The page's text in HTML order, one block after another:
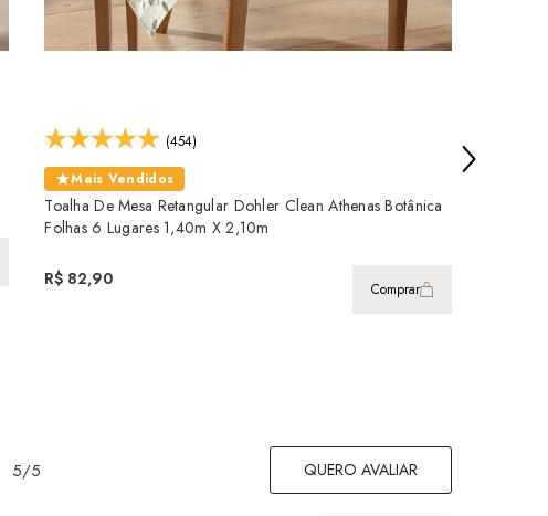
(454)
Mais Vendidos
Toalha De Mesa Retangular Dohler Clean Athenas Botânica
Folhas 6 Lugares 1,40m X 2,10m
R$ 82,90 Comprar
5/5 QUERO AVALIAR